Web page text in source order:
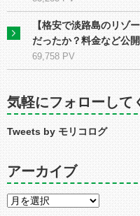
【格安で淡路島のリゾ
だったか？料金など公開
69,758 PV
気軽にフォローして
Tweets by モリコログ
アーカイブ
ア